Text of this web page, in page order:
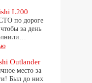
L200
по дороге
за день
Outlander
место за
Был до них